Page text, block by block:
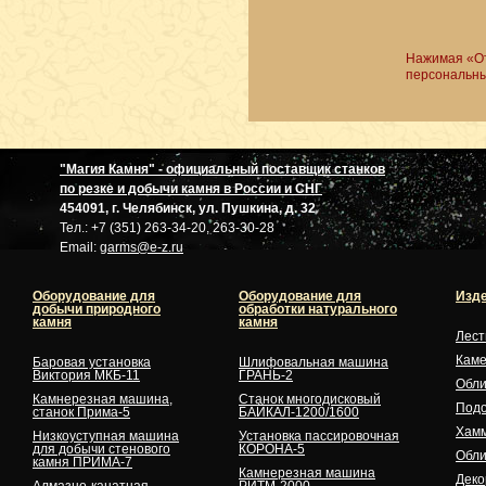
Нажимая
"Магия Камня" - официальный поставщик станков
по резке и добычи камня в России и СНГ
454091, г. Челябинск, ул. Пушкина, д. 32
Тел.: +7 (351) 263-34-20, 263-30-28
Email: garms@e-z.ru
Оборудование для
добычи природного
камня
Баровая установка
Виктория МКБ-11
Камнерезная машина,
станок Прима-5
Низкоуступная машина
для добычи стенового
камня ПРИМА-7
Оборудование для
обработки натурального
камня
Шлифовальная машина
ГРАНЬ-2
Станок многодисковый
БАЙКАЛ-1200/1600
Установка пассировочная
КОРОНА-5
Камнерезная машина